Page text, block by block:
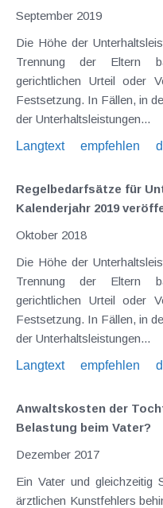
September 2019
Die Höhe der
Trennung der Eltern
gerichtlichen Urteil oder Vergleich bzw. einer behördlichen
Festsetzung. In Fällen, in denen eine
der Unterhaltsleistungen...
Langtext
empfehlen
Regelbedarfsätze für
Kalenderjahr 2019
Oktober 2018
Die Höhe der
Trennung der Eltern
gerichtlichen Urteil oder Vergleich bzw. einer behördlichen
Festsetzung. In Fällen, in denen eine
der Unterhaltsleistungen...
Langtext
empfehlen
Anwaltskosten der
Belastung beim Vater?
Dezember 2017
Ein Vater und gleichzeitig Sachwalter seiner aufgrund eines
ärztlichen Kunstfehlers behinderten Tochter hatte Klage gegen